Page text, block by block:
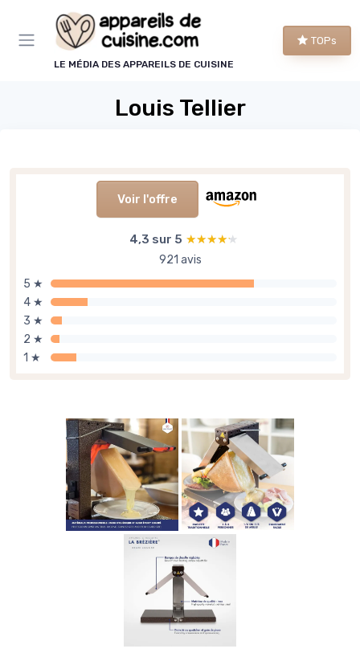
LE MÉDIA DES APPAREILS DE CUISINE
TOPs
Louis Tellier
Voir l'offre
4,3 sur 5 ★★★★★
★★★★★
921 avis
5 ★
4 ★
3 ★
2 ★
1 ★
Panneau de gestion des cookies